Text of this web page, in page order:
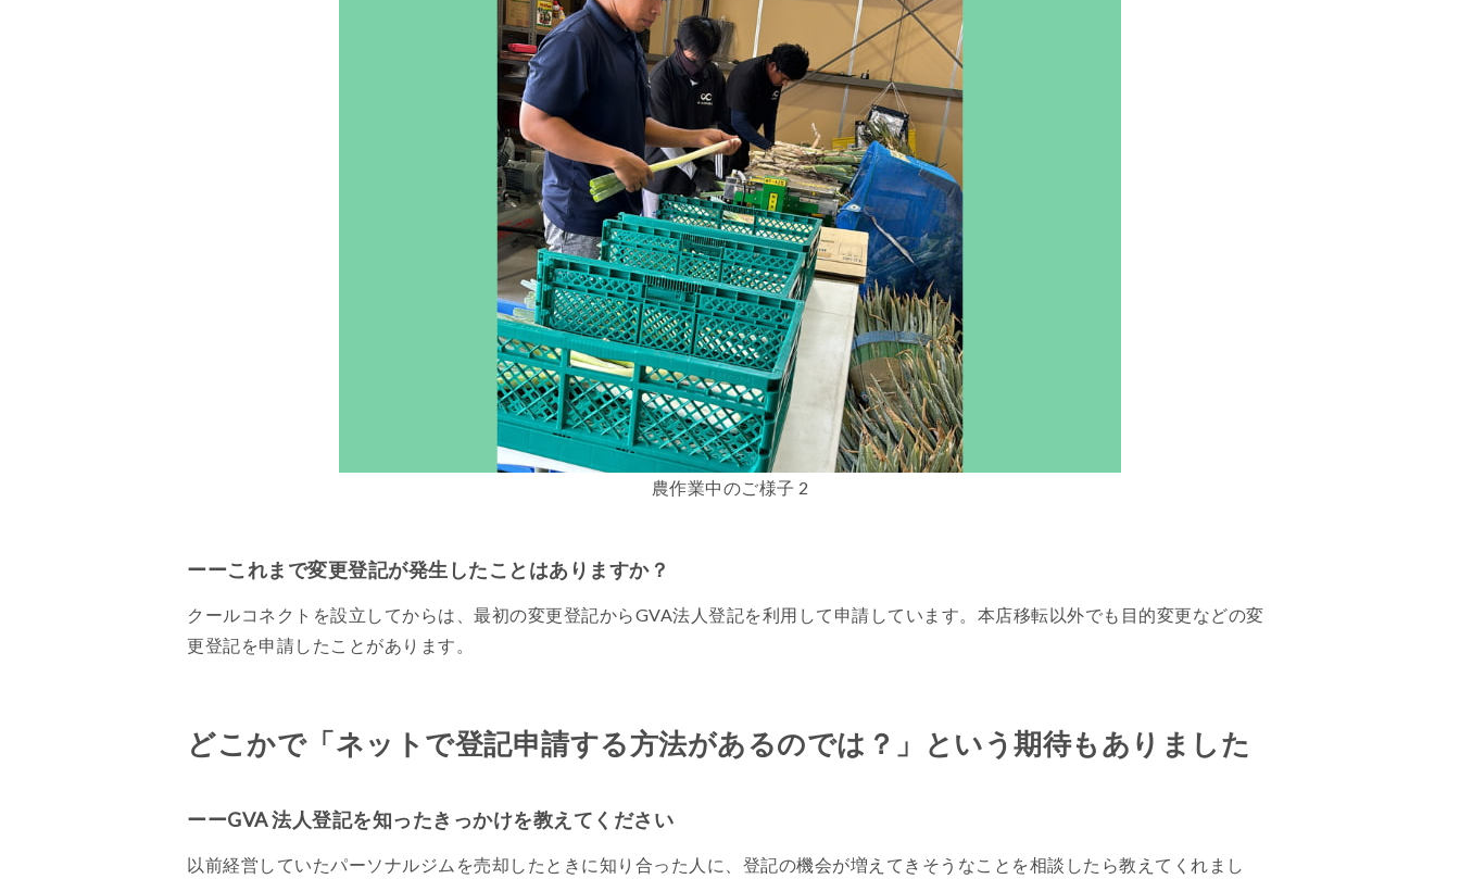
農作業中のご様子 2
ーーこれまで変更登記が発生したことはありますか？
クールコネクトを設立してからは、最初の変更登記からGVA法人登記を利用して申請しています。本店移転以外でも目的変更などの変
更登記を申請したことがあります。
どこかで「ネットで登記申請する方法があるのでは？」という期待もありました
ーーGVA 法人登記を知ったきっかけを教えてください
以前経営していたパーソナルジムを売却したときに知り合った人に、登記の機会が増えてきそうなことを相談したら教えてくれまし